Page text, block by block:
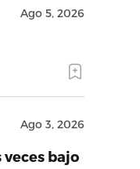
Ago 5, 2026
Ago 3, 2026
veces bajo